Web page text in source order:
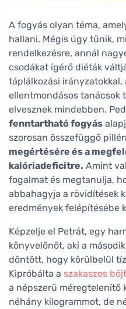
A fogyás olyan téma,
hallani. Mégis úgy tűnik,
rendelkezésre, annál
csodákat ígérő diéták
táplálkozási irányzatokkal,
ellentmondásos tanácsok
elvesznek mindebben.
fenntartható fogyás
szorosan összefüggő
megértésére és a
kalóriadeficitre. Amint
fogalmat és megtanulja,
abbahagyja a rövidítések
eredmények felépítésébe
Képzelje el Petrát, egy
könyvelőnőt, aki a
döntött, hogy körülbelül
Kipróbálta a szakaszos
a népszerű méregtelenítő
néhány kilogrammot, de